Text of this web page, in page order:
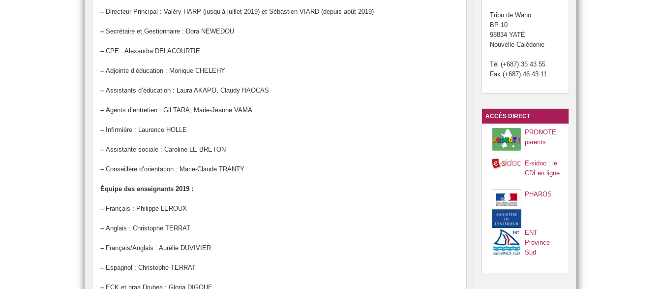
– Directeur-Principal : Valéry HARP (jusqu’à juillet 2019) et Sébastien VIARD (depuis août 2019)
– Secrétaire et Gestionnaire : Dora NEWEDOU
– CPE : Alexandra DELACOURTIE
– Adjointe d’éducation : Monique CHELEHY
– Assistants d’éducation : Laura AKAPO, Claudy HAOCAS
– Agents d’entretien : Gil TARA, Marie-Jeanne VAMA
– Infirmière : Laurence HOLLE
– Assistante sociale : Caroline LE BRETON
– Conseillère d’orientation : Marie-Claude TRANTY
Équipe des enseignants 2019 :
– Français : Philippe LEROUX
– Anglais : Christophe TERRAT
– Français/Anglais : Aurélie DUVIVIER
– Espagnol : Christophe TERRAT
– ECK et nraa Drubea : Gloria DIGOUE
Tribu de Waho
BP 10
98834 YATÉ
Nouvelle-Calédonie
Tél (+687) 35 43 55
Fax (+687) 46 43 11
ACCÈS DIRECT
PRONOTE :
parents
E-sidoc : le
CDI en ligne
PHAROS
ENT
Province
Sud